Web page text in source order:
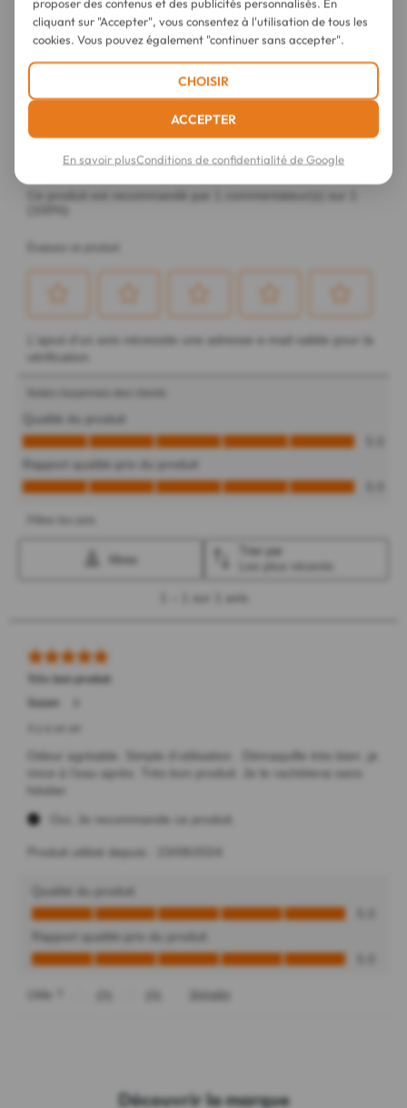
Découvrir la marque
cliquant sur "Accepter", vous consentez à l'utilisation de tous les
cookies. Vous pouvez également "continuer sans accepter".
CHOISIR
ACCEPTER
En savoir plusConditions de confidentialité de Google